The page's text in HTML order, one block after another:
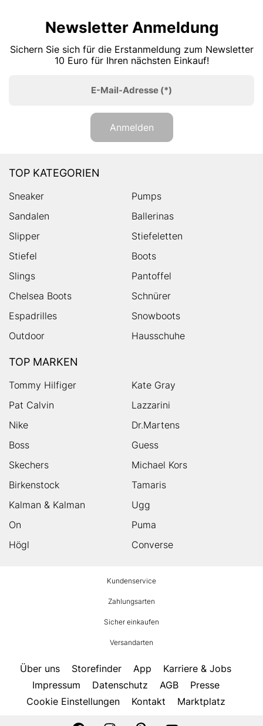
Newsletter Anmeldung
Sichern Sie sich für die Erstanmeldung zum Newsletter
10 Euro für Ihren nächsten Einkauf!
E-Mail-Adresse (*)
Anmelden
TOP KATEGORIEN
Sneaker
Pumps
Sandalen
Ballerinas
Slipper
Stiefeletten
Stiefel
Boots
Slings
Pantoffel
Chelsea Boots
Schnürer
Espadrilles
Snowboots
Outdoor
Hausschuhe
TOP MARKEN
Tommy Hilfiger
Kate Gray
Pat Calvin
Lazzarini
Nike
Dr.Martens
Boss
Guess
Skechers
Michael Kors
Birkenstock
Tamaris
Kalman & Kalman
Ugg
On
Puma
Högl
Converse
Kundenservice
Zahlungsarten
Sicher einkaufen
Versandarten
Über uns Storefinder App
Karriere & Jobs
Impressum
Datenschutz AGB
Presse
Cookie Einstellungen
Kontakt Marktplatz